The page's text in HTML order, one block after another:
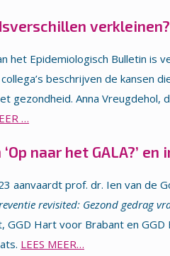
het Epidemiologisch Bulletin is
collega’s beschrijven de
gezondheid. Anna
…
naar het GALA?’
aanvaardt prof. dr. Ien van de
revisited: Gezond gedrag
GGD Hart voor Brabant en
LEES MEER…